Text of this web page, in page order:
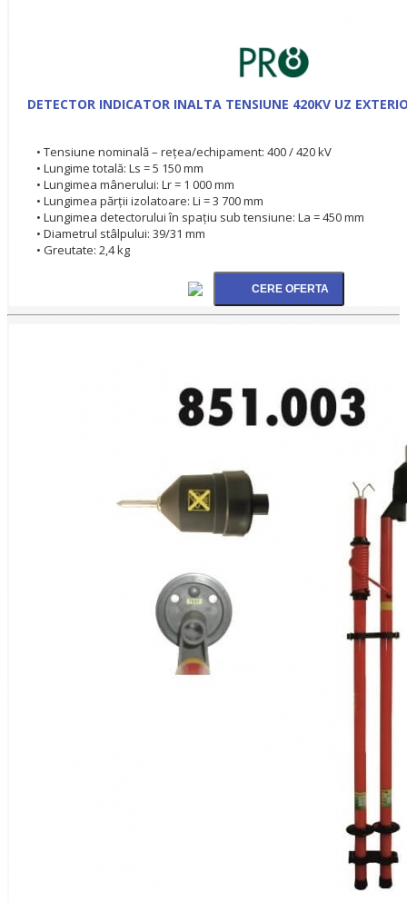
DETECTOR INDICATOR INALTA TENSIUNE 420KV UZ
• Tensiune nominală – rețea/echipament: 400 / 420 kV
• Lungime totală: Ls = 5 150 mm
• Lungimea mânerului: Lr = 1 000 mm
• Lungimea părții izolatoare: Li = 3 700 mm
• Lungimea detectorului în spațiu sub tensiune: La = 450 mm
• Diametrul stâlpului: 39/31 mm
• Greutate: 2,4 kg